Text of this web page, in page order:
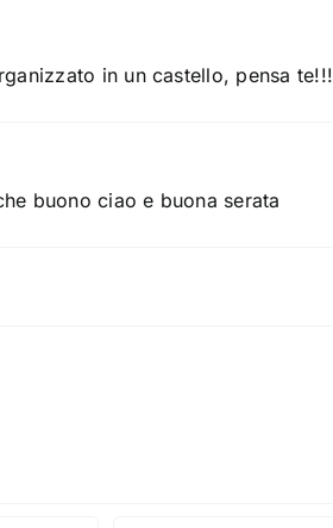
in un castello, pensa te!!!
buono ciao e buona serata